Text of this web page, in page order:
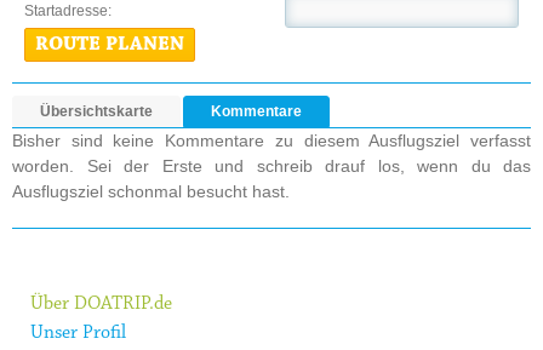
Startadresse:
ROUTE PLANEN
Übersichtskarte Kommentare
Bisher sind keine Kommentare zu diesem Ausflugsziel verfasst
worden. Sei der Erste und schreib drauf los, wenn du das
Ausflugsziel schonmal besucht hast.
Über DOATRIP.de
Unser Profil